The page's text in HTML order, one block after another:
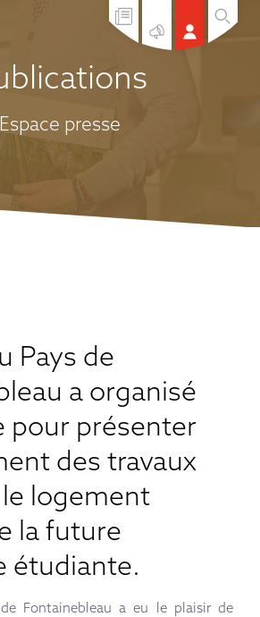
Espace presse
Pays de
a organisé
pour présenter
des travaux
logement
la future
étudiante.
Fontainebleau a eu le plaisir de